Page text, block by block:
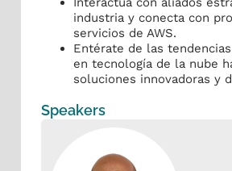
industria y conecta con
servicios de AWS.
Entérate de las
en tecnología de la nube
soluciones innovadoras y
Speakers